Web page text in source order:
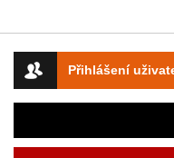
Přihlášení